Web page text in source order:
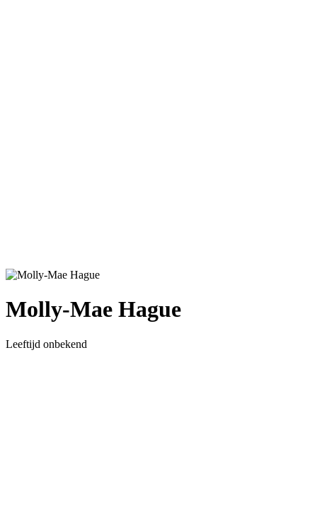
Molly-Mae Hague
Leeftijd onbekend